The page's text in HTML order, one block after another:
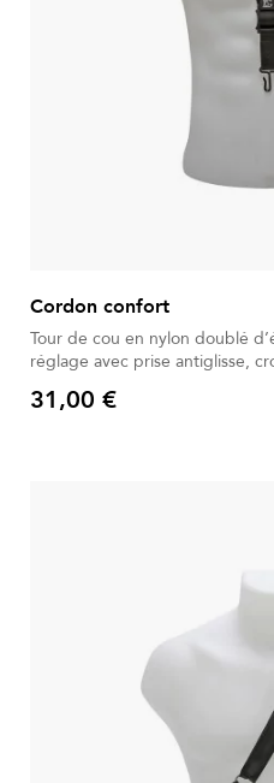
Cordon confort
Tour de cou en nylon doublé
réglage avec prise antiglisse,
Prix
31,00 €